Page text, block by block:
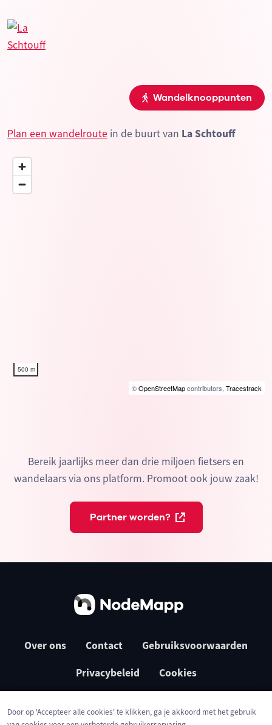
Wandelknooppunten
Plan een wandelroute in de buurt van La Schtouff
500 m
©OpenStreetMapcontributors, Tracestrack
Bereik jaarlijks meer dan drie miljoen fietsers en
wandelaars via ons platform. Promoot ook jouw zaak!
Partner worden?
Over ons Contact Gebruiksvoorwaarden
Privacybeleid Cookies
Door op 'Accepteer alle cookies' te klikken, ga je akkoord met het gebruik